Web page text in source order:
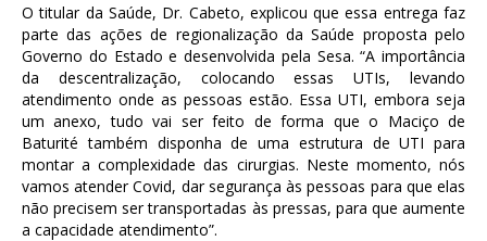
O titular da Saúde, Dr. Cabeto, explicou que essa entrega faz
parte das ações de regionalização da Saúde proposta pelo
Governo do Estado e desenvolvida pela Sesa. “A importância
da descentralização, colocando essas UTIs, levando
atendimento onde as pessoas estão. Essa UTI, embora seja
um anexo, tudo vai ser feito de forma que o Maciço de
Baturité também disponha de uma estrutura de UTI para
montar a complexidade das cirurgias. Neste momento, nós
vamos atender Covid, dar segurança às pessoas para que elas
não precisem ser transportadas às pressas, para que aumente
a capacidade atendimento”.